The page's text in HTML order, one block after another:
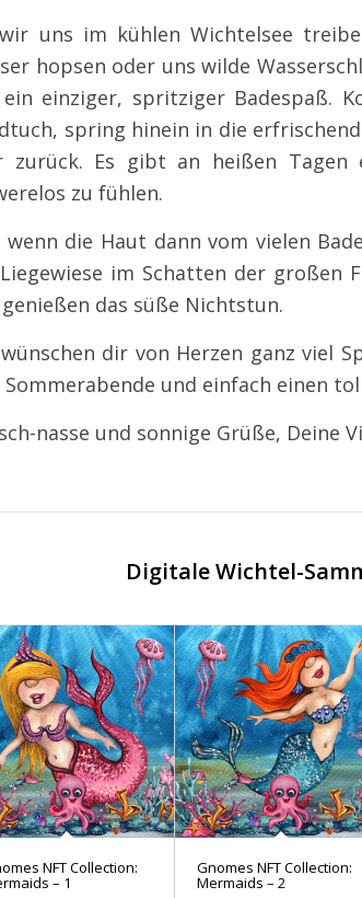
uns im kühlen Wichtelsee
hopsen oder uns wilde
einziger, spritziger Badespaß.
spring hinein in die
zurück. Es gibt an heißen Tagen
zu fühlen.
wenn die Haut dann vom vielen
im Schatten der großen
das süße Nichtstun.
dir von Herzen ganz viel
Sommerabende und einfach einen
nasse und sonnige Grüße, Deine
Digitale Wichtel-
NFT Collection:
– 1
Gnomes NFT Collection:
Mermaids – 2